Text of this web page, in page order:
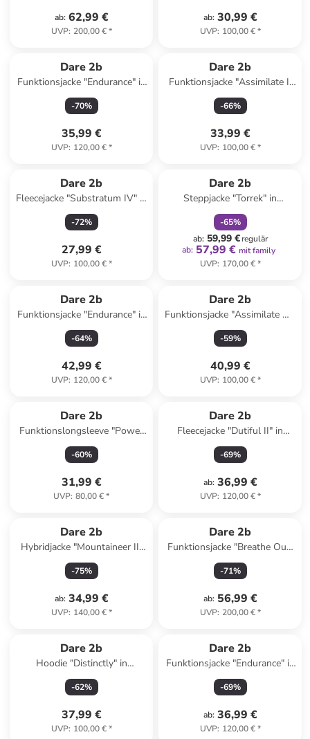
ab: 62,99 €
UVP: 200,00 €*
ab: 30,99 €
UVP: 100,00 €*
Dare 2b
Funktionsjacke "Endurance" in
Schwarz
-70%
35,99 €
UVP: 120,00 €*
Dare 2b
Funktionsjacke "Assimilate II
Core Stretch" in Grün/ Orange
-66%
33,99 €
UVP: 100,00 €*
Dare 2b
Fleecejacke "Substratum IV" in
Hellblau/ Blau
-72%
27,99 €
UVP: 100,00 €*
Dare 2b
Steppjacke "Torrek" in
Schwarz
-65%
ab: 59,99 €regulär
ab: 57,99 € mit family
UVP: 170,00 €*
Dare 2b
Funktionsjacke "Endurance" in
Blaugrau/ Dunkelblau
-64%
42,99 €
UVP: 120,00 €*
Dare 2b
Funktionsjacke "Assimilate VI"
in Hellgrau
-59%
40,99 €
UVP: 100,00 €*
Dare 2b
Funktionslongsleeve "Power
Up III" in Dunkelblau
-60%
31,99 €
UVP: 80,00 €*
Dare 2b
Fleecejacke "Dutiful II" in
Dunkelblau
-69%
ab: 36,99 €
UVP: 120,00 €*
Dare 2b
Hybridjacke "Mountaineer II"
in Schwarz
-75%
ab: 34,99 €
UVP: 140,00 €*
Dare 2b
Funktionsjacke "Breathe Out"
in Senf
-71%
ab: 56,99 €
UVP: 200,00 €*
Dare 2b
Hoodie "Distinctly" in
Bordeaux
-62%
37,99 €
UVP: 100,00 €*
Dare 2b
Funktionsjacke "Endurance" in
Khaki/ Grau
-69%
ab: 36,99 €
UVP: 120,00 €*